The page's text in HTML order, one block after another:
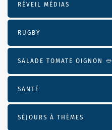
RÉVEIL MÉDIAS
RUGBY
SALADE TOMATE OIGNON 🥙
SANTÉ
SÉJOURS À THÈMES